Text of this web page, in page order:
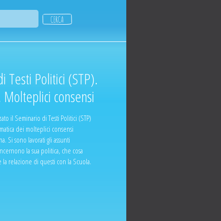
Testi Politici (STP).
consensi
il Seminario di Testi Politici (STP)
dei molteplici consensi
Si sono lavorati gli assunti
la sua politica, che cosa
la relazione di questi con la Scuola.